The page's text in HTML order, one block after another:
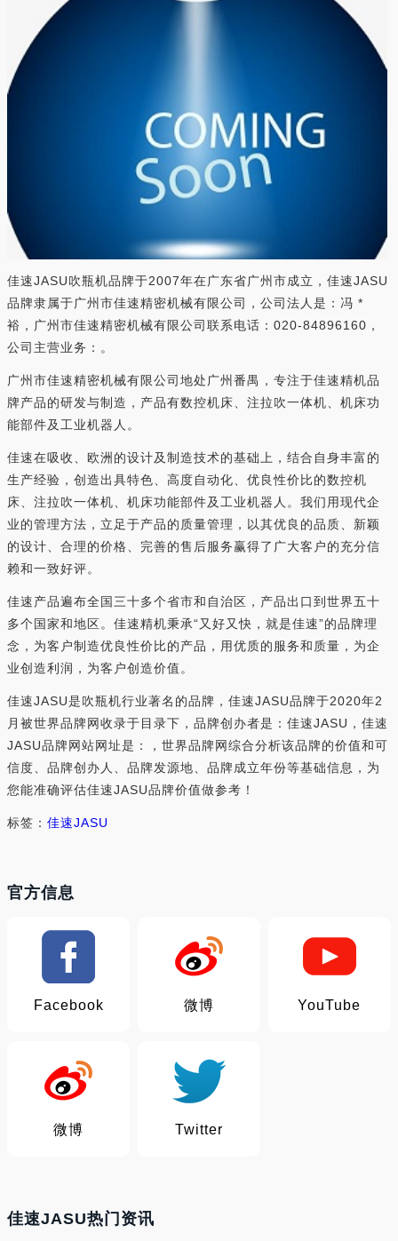
佳速JASU吹瓶机品牌于2007年在广东省广州市成立，佳速JASU
品牌隶属于广州市佳速精密机械有限公司，公司法人是：冯 *
裕，广州市佳速精密机械有限公司联系电话：020-84896160，
公司主营业务：。
广州市佳速精密机械有限公司地处广州番禺，专注于佳速精机品
牌产品的研发与制造，产品有数控机床、注拉吹一体机、机床功
能部件及工业机器人。
佳速在吸收、欧洲的设计及制造技术的基础上，结合自身丰富的
生产经验，创造出具特色、高度自动化、优良性价比的数控机
床、注拉吹一体机、机床功能部件及工业机器人。我们用现代企
业的管理方法，立足于产品的质量管理，以其优良的品质、新颖
的设计、合理的价格、完善的售后服务赢得了广大客户的充分信
赖和一致好评。
佳速产品遍布全国三十多个省市和自治区，产品出口到世界五十
多个国家和地区。佳速精机秉承“又好又快，就是佳速”的品牌理
念，为客户制造优良性价比的产品，用优质的服务和质量，为企
业创造利润，为客户创造价值。
佳速JASU是吹瓶机行业著名的品牌，佳速JASU品牌于2020年2
月被世界品牌网收录于目录下，品牌创办者是：佳速JASU，佳速
JASU品牌网站网址是：，世界品牌网综合分析该品牌的价值和可
信度、品牌创办人、品牌发源地、品牌成立年份等基础信息，为
您能准确评估佳速JASU品牌价值做参考！
标签： 佳速JASU
官方信息
Facebook 微博 YouTube
微博 Twitter
佳速JASU热门资讯